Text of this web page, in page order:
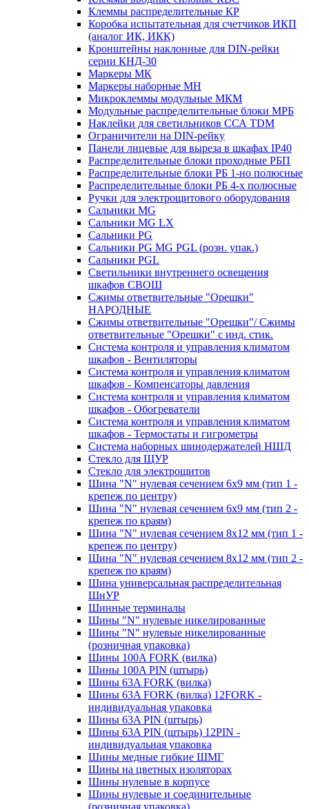
Клеммы распределительные КР
Коробка испытательная для счетчиков ИКП
(аналог ИК, ИКК)
Кронштейны наклонные для DIN-рейки
серии КНД-30
Маркеры МК
Маркеры наборные МН
Микроклеммы модульные МКМ
Модульные распределительные блоки МРБ
Наклейки для светильников ССА TDM
Ограничители на DIN-рейку
Панели лицевые для выреза в шкафах IP40
Распределительные блоки проходные РБП
Распределительные блоки РБ 1-но полюсные
Распределительные блоки РБ 4-х полюсные
Ручки для электрощитового оборудования
Сальники MG
Сальники MG LX
Сальники PG
Сальники PG MG PGL (розн. упак.)
Сальники PGL
Светильники внутреннего освещения
шкафов СВОШ
Сжимы ответвительные "Орешки"
НАРОДНЫЕ
Сжимы ответвительные "Орешки"/ Сжимы
ответвительные "Орешки" с инд. стик.
Система контроля и управления климатом
шкафов - Вентиляторы
Система контроля и управления климатом
шкафов - Компенсаторы давления
Система контроля и управления климатом
шкафов - Обогреватели
Система контроля и управления климатом
шкафов - Термостаты и гигрометры
Система наборных шинодержателей НШД
Стекло для ЩУР
Стекло для электрощитов
Шина "N" нулевая сечением 6х9 мм (тип 1 -
крепеж по центру)
Шина "N" нулевая сечением 6х9 мм (тип 2 -
крепеж по краям)
Шина "N" нулевая сечением 8х12 мм (тип 1 -
крепеж по центру)
Шина "N" нулевая сечением 8х12 мм (тип 2 -
крепеж по краям)
Шина универсальная распределительная
ШнУР
Шинные терминалы
Шины "N" нулевые никелированные
Шины "N" нулевые никелированные
(розничная упаковка)
Шины 100A FORK (вилка)
Шины 100A PIN (штырь)
Шины 63A FORK (вилка)
Шины 63A FORK (вилка) 12FORK -
индивидуальная упаковка
Шины 63A PIN (штырь)
Шины 63A PIN (штырь) 12PIN -
индивидуальная упаковка
Шины медные гибкие ШМГ
Шины на цветных изоляторах
Шины нулевые в корпусе
Шины нулевые и соединительные
(розничная упаковка)